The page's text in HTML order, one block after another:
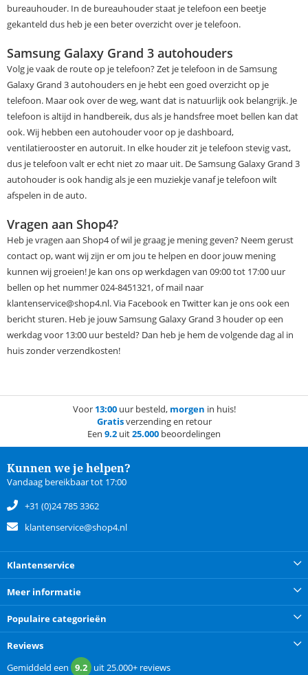
bureauhouder. In de bureauhouder staat je telefoon een beetje
gekanteld dus heb je een beter overzicht over je telefoon.
Samsung Galaxy Grand 3 autohouders
Volg je vaak de route op je telefoon? Zet je telefoon in de Samsung
Galaxy Grand 3 autohouders en je hebt een goed overzicht op je
telefoon. Maar ook over de weg, want dat is natuurlijk ook belangrijk. Je
telefoon is altijd in handbereik, dus als je handsfree moet bellen kan dat
ook. Wij hebben een autohouder voor op je dashboard,
ventilatierooster en autoruit. In elke houder zit je telefoon stevig vast,
dus je telefoon valt er echt niet zo maar uit. De Samsung Galaxy Grand 3
autohouder is ook handig als je een muziekje vanaf je telefoon wilt
afspelen in de auto.
Vragen aan Shop4?
Heb je vragen aan Shop4 of wil je graag je mening geven? Neem gerust
contact op, want wij zijn er om jou te helpen en door jouw mening
kunnen wij groeien! Je kan ons op werkdagen van 09:00 tot 17:00 uur
bellen op het nummer 024-8451321, of mail naar
klantenservice@shop4.nl. Via Facebook en Twitter kan je ons ook een
bericht sturen. Heb je jouw Samsung Galaxy Grand 3 houder op een
werkdag voor 13:00 uur besteld? Dan heb je hem de volgende dag al in
huis zonder verzendkosten!
Voor 13:00uur besteld, morgen in huis!
Gratisverzending en retour
Een 9.2 uit25.000 beoordelingen
Kunnen we je helpen?
Vandaag bereikbaar tot 17:00
+31 (0)24 785 3362
klantenservice@shop4.nl
Klantenservice
Meer informatie
Populaire categorieën
Reviews
Gemiddeld een 9.2 uit25.000+ reviews